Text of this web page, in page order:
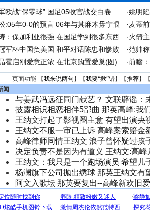
欧战“保零球” 国足05收官战交白卷
:05年0-0的预言 06年与其麻木毋宁恨
：保加利亚很强 在国足学到很多东西
军杯中国负美国 和平对话陈忠和惨败
霍启刚爱意正浓 在北京购置爱巢(图)
·姚明
·麦蒂
·火箭
·范帅
·前瞻
页面功能 【我来说两句 】【我要“揪”错】【推荐】
闻
与姜武冯远征同门献艺？ 文联辟谣：
披露相识相恋相伴5部曲 那英高峰:我
王纳文打起了影视圈主意 有望出演央
王纳文不服一审已上诉 高峰案索赔金
高峰律师同情王纳文 浪子曾怀疑过孩
决定负责不是因为有道义 王纳文:高峰
王纳文：我只是一个跑场演员 希望儿
杨澜旗下公司抛出绣球 那英王纳文有
阿文入歌坛 那英要复出--高峰新欢旧